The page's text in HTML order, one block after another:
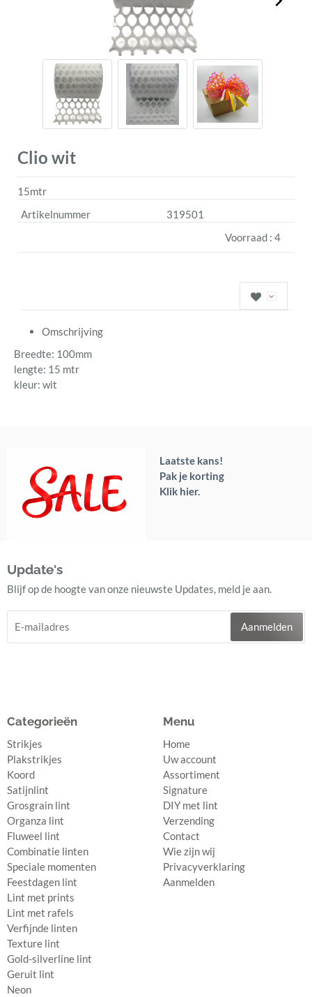
Clio wit
15mtr
Artikelnummer
319501
Voorraad : 4
Omschrijving
Breedte: 100mm
lengte: 15 mtr
kleur: wit
Laatste kans!
Pak je korting
Klik hier.
Update's
Blijf op de hoogte van onze nieuwste Updates, meld je aan.
Aanmelden
Categorieën
Strikjes
Plakstrikjes
Koord
Satijnlint
Grosgrain lint
Organza lint
Fluweel lint
Combinatie linten
Speciale momenten
Feestdagen lint
Lint met prints
Lint met rafels
Verfijnde linten
Texture lint
Gold-silverline lint
Geruit lint
Neon
Menu
Home
Uw account
Assortiment
Signature
DIY met lint
Verzending
Contact
Wie zijn wij
Privacyverklaring
Aanmelden